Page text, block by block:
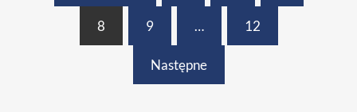
8 9 … 12
Następne